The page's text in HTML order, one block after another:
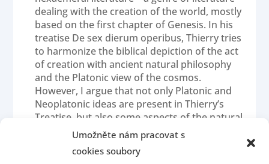
Umožněte nám pracovat s
cookies soubory
dealing with the creation of the world, mostly
based on the first chapter of Genesis. In his
treatise De sex dierum operibus, Thierry tries
to harmonize the biblical depiction of the act
of creation with ancient natural philosophy
and the Platonic view of the cosmos.
However, I argue that not only Platonic and
Neoplatonic ideas are present in Thierry’s
Treatise, but also some aspects of the natural
philosophy of the Stoics can be found there.
In my talk, I will focus on one such aspect –
the element of fire. I will examine the nature